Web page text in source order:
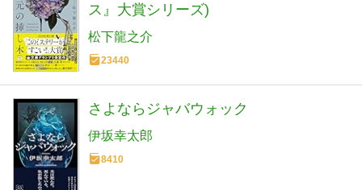
ス』大賞シリーズ)
松下龍之介
23440
さよならジャバウォック
伊坂幸太郎
8410